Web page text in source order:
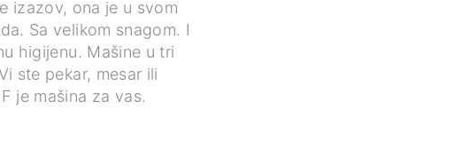
izazov, ona je u svom
Sa velikom snagom. I
higijenu. Mašine u tri
ste pekar, mesar ili
je mašina za vas.